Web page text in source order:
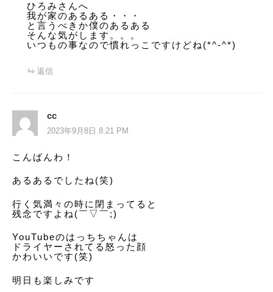
ひろみさんへ
我が家のあるある・・・
と言うべきか僕のあるある
そんな気がします。。。
いつもの事なので慣れっこですけどね(*^-^*)
返信
cc
2023年9月8日 8:21 PM
こんばんわ！
あるあるでしたね(笑)
行く気満々の時に閉まってると
残念ですよね(￣▽￣;)
YouTubeのはっちちゃんは
ドライヤーされてる怒った顔
かわいいです(笑)
明日も楽しみです